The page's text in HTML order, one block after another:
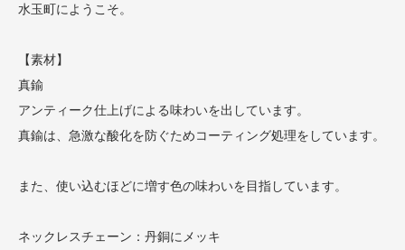
水玉町にようこそ。
【素材】
真鍮
アンティーク仕上げによる味わいを出しています。
真鍮は、急激な酸化を防ぐためコーティング処理をしています。
また、使い込むほどに増す色の味わいを目指しています。
ネックレスチェーン：丹銅にメッキ